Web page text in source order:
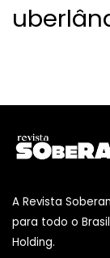
A Revista
para todo o
Holding.